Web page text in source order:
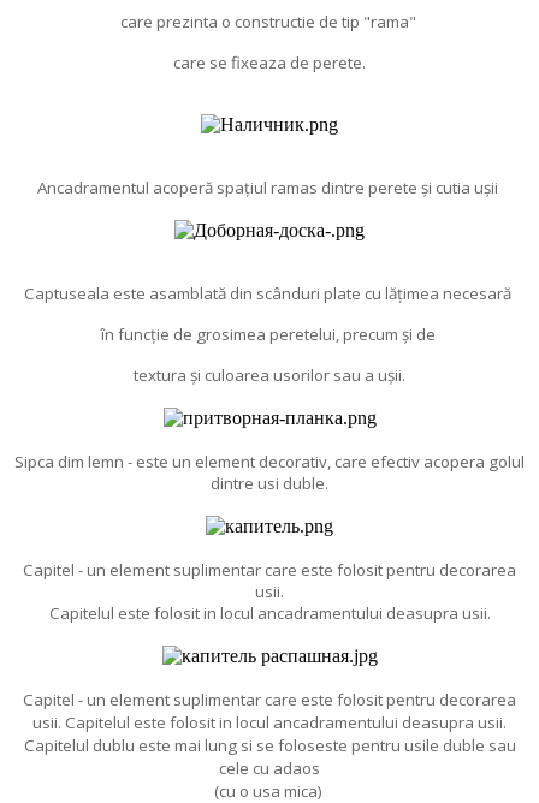
care prezinta o constructie de tip "rama"
care se fixeaza de perete.
Ancadramentul acoperă spațiul ramas dintre perete și cutia ușii
Captuseala este asamblată din scânduri plate cu lățimea necesară
în funcție de grosimea peretelui, precum și de
textura și culoarea usorilor sau a ușii.
Sipca dim lemn - este un element decorativ, care efectiv acopera golul
dintre usi duble.
Capitel - un element suplimentar care este folosit pentru decorarea
usii.
Capitelul este folosit in locul ancadramentului deasupra usii.
Capitel - un element suplimentar care este folosit pentru decorarea
usii. Capitelul este folosit in locul ancadramentului deasupra usii.
Capitelul dublu este mai lung si se foloseste pentru usile duble sau
cele cu adaos
(cu o usa mica)